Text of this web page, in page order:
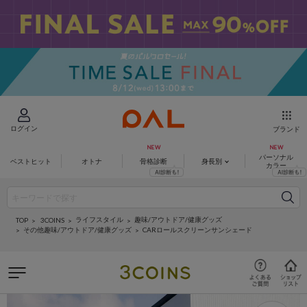
ログイン ブランド
ベストヒット オトナ 骨格診断 身長別
パーソナル
カラー
TOP 3COINS ライフスタイル
趣味/アウトドア/健康グッズ
その他趣味/アウトドア/健康グッズ
CARロールスクリーンサンシェード